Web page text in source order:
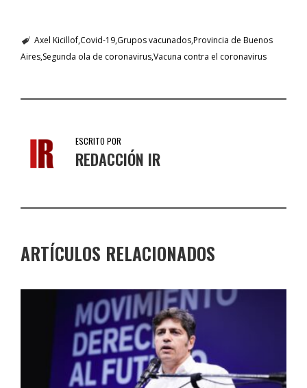
Axel KicillofCovid-19Grupos vacunadosProvincia de Buenos
Aires Segunda ola de coronavirusVacuna contra el coronavirus
ESCRITO POR
REDACCIÓN IR
ARTÍCULOS RELACIONADOS